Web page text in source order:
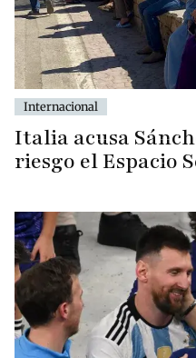
Internacional
Italia acusa
riesgo el Espacio